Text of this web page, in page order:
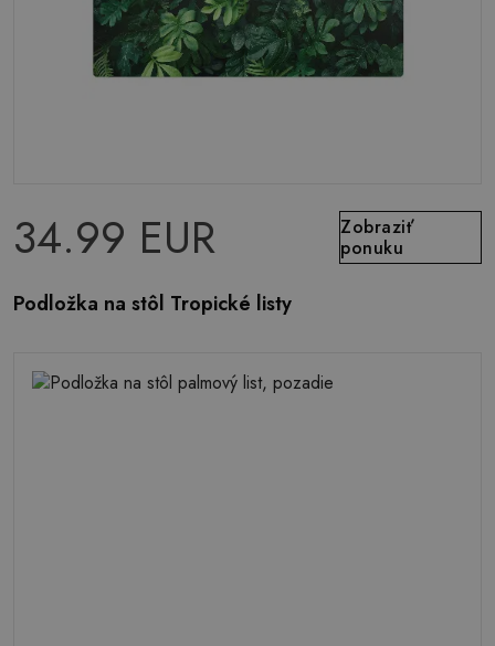
34.99 EUR
Zobraziť
ponuku
Podložka na stôl Tropické listy